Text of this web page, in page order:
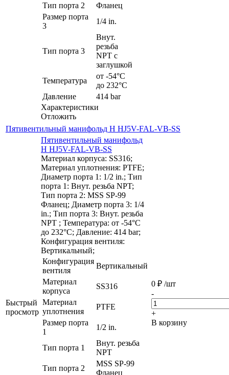
Тип порта 2
Фланец
Размер порта
3
1/4 in.
Тип порта 3
Внут.
резьба
NPT с
заглушкой
Температура
от -54°C
до 232°C
Давление
414 bar
Характеристики
Отложить
Пятивентильный манифольд H HJ5V-FAL-VB-SS
Быстрый
просмотр
Пятивентильный манифольд
H HJ5V-FAL-VB-SS
Материал корпуса: SS316;
Материал уплотнения: PTFE;
Диаметр порта 1: 1/2 in.; Тип
порта 1: Внут. резьба NPT;
Тип порта 2: MSS SP-99
Фланец; Диаметр порта 3: 1/4
in.; Тип порта 3: Внут. резьба
NPT ; Температура: от -54°C
до 232°C; Давление: 414 bar;
Конфигурация вентиля:
Вертикальный;
Конфигурация
вентиля
Вертикальный
Материал
корпуса
SS316
Материал
уплотнения
PTFE
Размер порта
1
1/2 in.
Тип порта 1
Внут. резьба
NPT
Тип порта 2
MSS SP-99
Фланец
0 ₽ /шт
-
+
В корзину